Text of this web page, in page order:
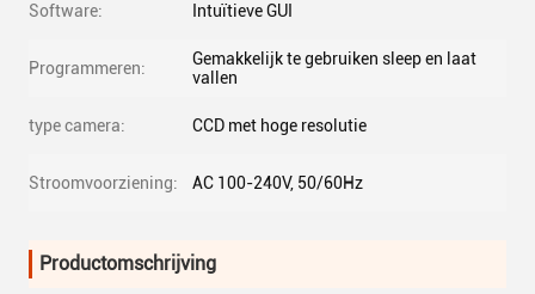
Software: Intuïtieve GUI
Programmeren:
Gemakkelijk te gebruiken sleep en laat
vallen
type camera: CCD met hoge resolutie
Stroomvoorziening: AC 100-240V, 50/60Hz
Productomschrijving